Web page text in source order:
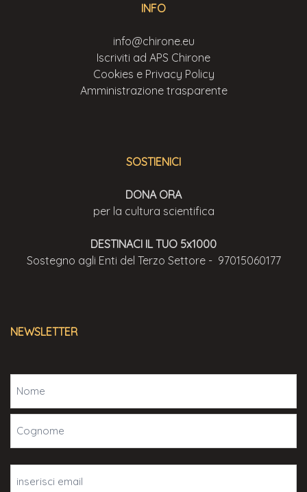
INFO
info@chirone.eu
Iscriviti ad APS Chirone
Cookies e Privacy Policy
Amministrazione trasparente
SOSTIENICI
DONA ORA
per la cultura scientifica
DESTINACI IL TUO 5x1000
Sostegno agli Enti del Terzo Settore - 97015060177
NEWSLETTER